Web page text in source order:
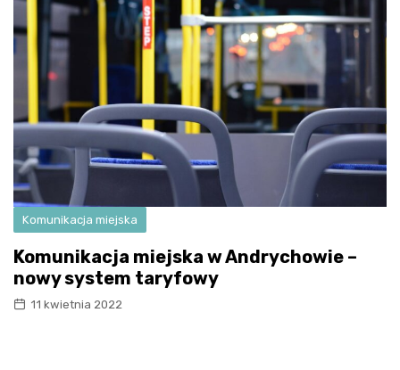
Komunikacja miejska
Komunikacja miejska w Andrychowie –
nowy system taryfowy
11 kwietnia 2022